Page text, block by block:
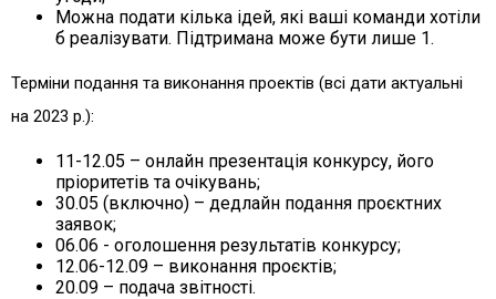
Можна подати кілька ідей, які ваші команди хотіли
б реалізувати. Підтримана може бути лише 1.
Терміни подання та виконання проектів (всі дати актуальні
на 2023 р.):
11-12.05 – онлайн презентація конкурсу, його
пріоритетів та очікувань;
30.05 (включно) – дедлайн подання проєктних
заявок;
06.06 - оголошення результатів конкурсу;
12.06-12.09 – виконання проєктів;
20.09 – подача звітності.